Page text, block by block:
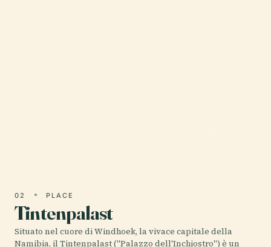
02 PLACE
Tintenpalast
Situato nel cuore di Windhoek, la vivace capitale della
Namibia, il Tintenpalast ("Palazzo dell'Inchiostro") è un